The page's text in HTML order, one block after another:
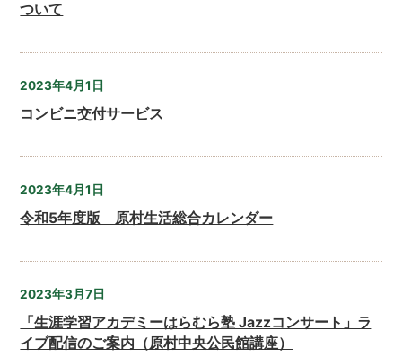
ついて
2023年4月1日
コンビニ交付サービス
2023年4月1日
令和5年度版 原村生活総合カレンダー
2023年3月7日
「生涯学習アカデミーはらむら塾 Jazzコンサート」ラ
イブ配信のご案内（原村中央公民館講座）